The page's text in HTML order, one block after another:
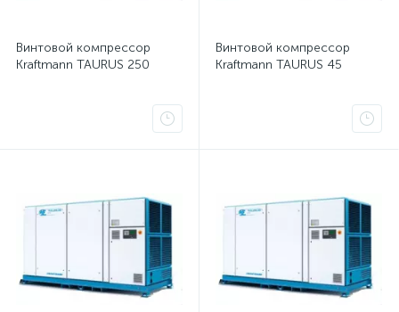
Винтовой компрессор
Kraftmann TAURUS 250
Винтовой компрессор
Kraftmann TAURUS 45